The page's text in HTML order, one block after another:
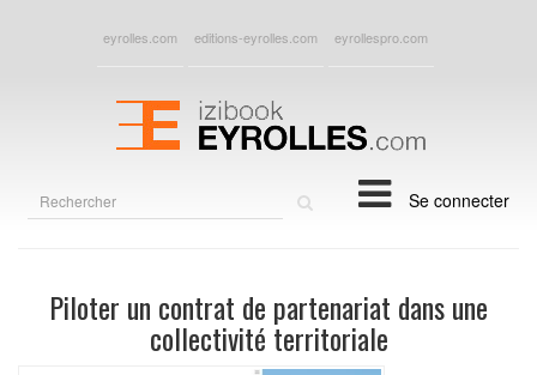
eyrolles.com editions-eyrolles.com eyrollespro.com
Se connecter
Piloter un contrat de partenariat dans une
collectivité territoriale